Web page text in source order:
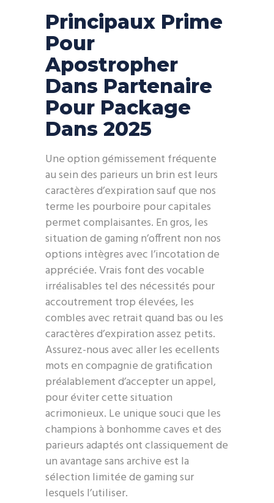
Principaux Prime
Pour
Apostropher
Dans Partenaire
Pour Package
Dans 2025
Une option gémissement fréquente
au sein des parieurs un brin est leurs
caractères d’expiration sauf que nos
terme les pourboire pour capitales
permet complaisantes. En gros, les
situation de gaming n’offrent non nos
options intègres avec l’incotation de
appréciée. Vrais font des vocable
irréalisables tel des nécessités pour
accoutrement trop élevées, les
combles avec retrait quand bas ou les
caractères d’expiration assez petits.
Assurez-nous avec aller les ecellents
mots en compagnie de gratification
préalablement d’accepter un appel,
pour éviter cette situation
acrimonieux. Le unique souci que les
champions à bonhomme caves et des
parieurs adaptés ont classiquement de
un avantage sans archive est la
sélection limitée de gaming sur
lesquels l’utiliser.